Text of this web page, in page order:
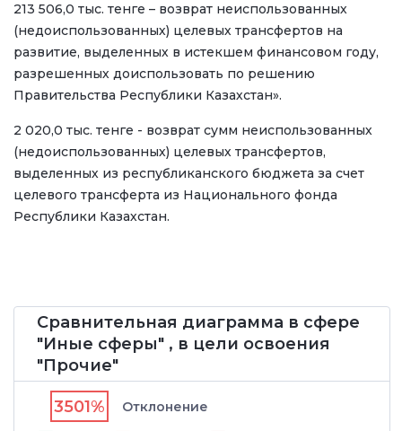
213 506,0 тыс. тенге – возврат неиспользованных
(недоиспользованных) целевых трансфертов на
развитие, выделенных в истекшем финансовом году,
разрешенных доиспользовать по решению
Правительства Республики Казахстан».
2 020,0 тыс. тенге - возврат сумм неиспользованных
(недоиспользованных) целевых трансфертов,
выделенных из республиканского бюджета за счет
целевого трансферта из Национального фонда
Республики Казахстан.
Сравнительная диаграмма в сфере
"Иные сферы" , в цели освоения
"Прочие"
3501% Отклонение